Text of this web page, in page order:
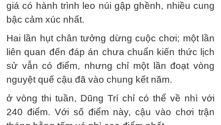
giá có hành trình leo núi gập ghềnh, nhiều cung
bậc cảm xúc nhất.
Hai lần hụt chân tưởng dừng cuộc chơi; một lần
liên quan đến đáp án chưa chuẩn kiến thức lịch
sử vẫn có điểm, nhưng chỉ một lần đoạt vòng
nguyệt quế cậu đã vào chung kết năm.
ở vòng thi tuần, Dũng Trí chỉ có thể về nhì với
240 điểm. Với số điểm này, cậu vào chơi trận